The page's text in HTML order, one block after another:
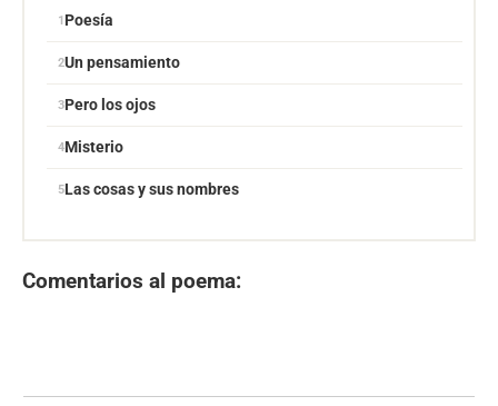
Poesía
Un pensamiento
Pero los ojos
Misterio
Las cosas y sus nombres
Comentarios al poema: